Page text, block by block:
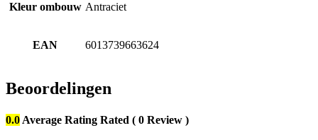
Kleur ombouw Antraciet
EAN 6013739663624
Beoordelingen
0.0 Average Rating Rated ( 0 Review )